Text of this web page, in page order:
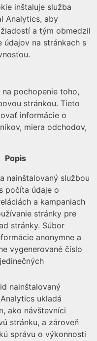
inštaluje služba
Analytics, aby
a tým obmedzil
údajov na stránkach s
pochopenie toho,
stránkou. Tieto
informácie o
miera odchodov,
Popis
nainštalovaný službou
počíta údaje o
a kampaniach
stránky pre
stránky. Súbor
anonymne a
vygenerované číslo
nainštalovaný
ukladá
ako návštevníci
stránku, a zároveň
správu o výkonnosti